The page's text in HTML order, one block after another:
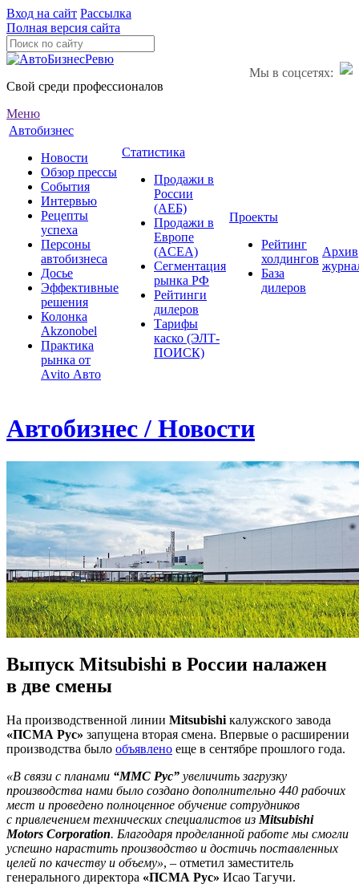
Вход на сайт Рассылка
Полная версия сайта
Мы в соцсетях:
Свой среди профессионалов
Меню
Автобизнес
Новости
Обзор прессы
События
Интервью
Рецепты
успеха
Персоны
автобизнеса
Досье
Эффективные
решения
Колонка
Akzonobel
Практика
рынка от
Аvito Авто
Статистика
Продажи в
России
(АЕБ)
Продажи в
Европе
(ACEA)
Сегментация
рынка РФ
Рейтинги
дилеров
Тарифы
каско (ЭЛТ-
ПОИСК)
Проекты
Рейтинг
холдингов
База
дилеров
Архив
Автобизнес / Новости
Выпуск Mitsubishi в России налажен
в две смены
На производственной линии Mitsubishi калужского завода
«ПСМА Рус» запущена вторая смена. Впервые о расширении
производства было объявлено еще в сентябре прошлого года.
«В связи с планами “ММС Рус” увеличить загрузку
производства нами было создано дополнительно 440 рабочих
мест и проведено полноценное обучение сотрудников
с привлечением технических специалистов из Mitsubishi
Motors Corporation. Благодаря проделанной работе мы смогли
успешно нарастить производство и достичь поставленных
целей по качеству и объему», – отметил заместитель
генерального директора «ПСМА Рус» Исао Тагучи.